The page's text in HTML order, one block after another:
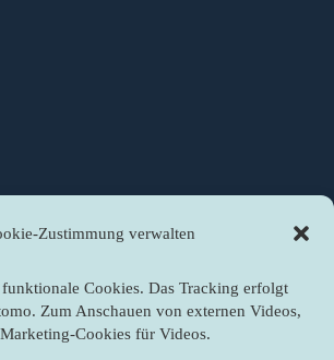
Zustimmung verwalten
Cookies. Das Tracking erfolgt
Zum Anschauen von externen Videos,
Cookies für Videos.